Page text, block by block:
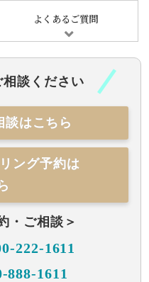
よくあるご質問
相談ください
談はこちら
ング予約は
・ご相談＞
222-1611
888-1611